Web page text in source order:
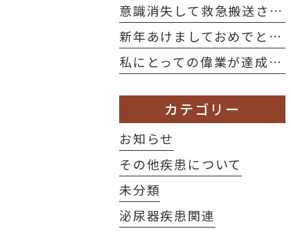
意識消失して救急搬送されるも原因不明。その後、当院受診して右卵巣出血が発覚した1例
新年あけましておめでとうございます！
私にとっての偉業が達成されました！
カテゴリー
お知らせ
その他疾患について
未分類
泌尿器疾患関連